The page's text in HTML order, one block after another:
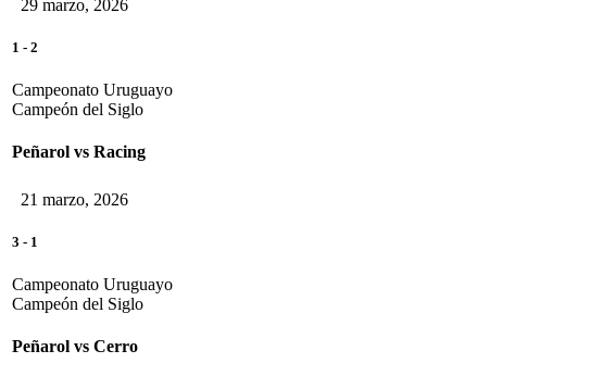
29 marzo, 2026
1 - 2
Campeonato Uruguayo
Campeón del Siglo
Peñarol vs Racing
21 marzo, 2026
3 - 1
Campeonato Uruguayo
Campeón del Siglo
Peñarol vs Cerro